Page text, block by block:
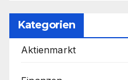
Kategorien
Aktienmarkt